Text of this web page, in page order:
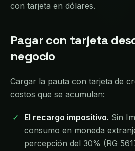
con tarjeta en dólares.
Pagar con tarjeta
negocio
Cargar la pauta con tarjeta de
costos que se acumulan:
El recargo impositivo. Sin
consumo en moneda
percepción del 30% (RG